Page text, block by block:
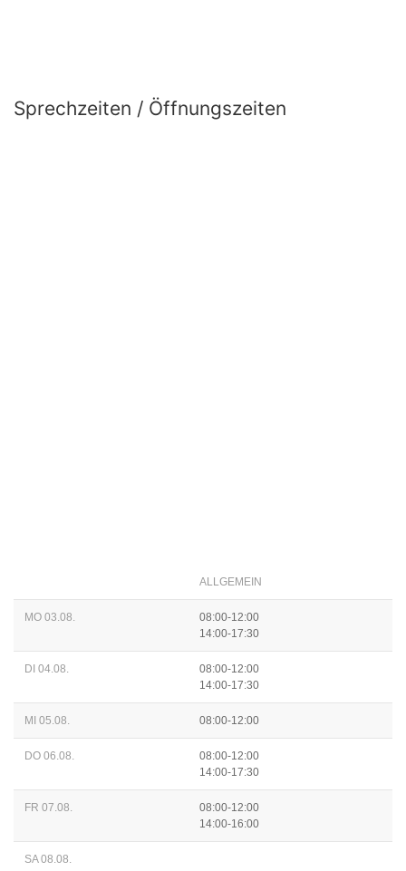
Sprechzeiten / Öffnungszeiten
ALLGEMEIN
MO 03.08.
08:00-12:00
14:00-17:30
DI 04.08.
08:00-12:00
14:00-17:30
MI 05.08. 08:00-12:00
DO 06.08.
08:00-12:00
14:00-17:30
FR 07.08.
08:00-12:00
14:00-16:00
SA 08.08.